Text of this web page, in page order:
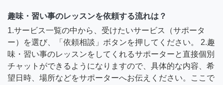
趣味・習い事のレッスンを依頼する流れは？
1.サービス一覧の中から、受けたいサービス（サポータ
ー）を選び、「依頼相談」ボタンを押してください。 2.趣
味・習い事のレッスンをしてくれるサポーターと直接個別
チャットができるようになりますので、具体的な内容、希
望日時、場所などをサポーターへお伝えください。ここで